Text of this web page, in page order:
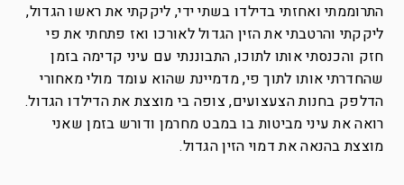
התרוממתי ואחזתי בדילדו בשתי ידי, ליקקתי את ראשו הגדול,
ליקקתי והרטבתי את הזין הגדול לאורכו ואז פתחתי את פי
חזק והכנסתי אותו לתוכו, התבוננתי עם עיני קדימה בזמן
שהחדרתי אותו לתוך פי, מדמיינת שהוא עומד מולי מאחורי
הדלפק בחנות הצעצועים, צופה בי מוצצת את הדילדו הגדול.
רואה את עיני מביטות בו במבט מחרמן ודורש בזמן שאני
מוצצת בהנאה את דמוי הזין הגדול.